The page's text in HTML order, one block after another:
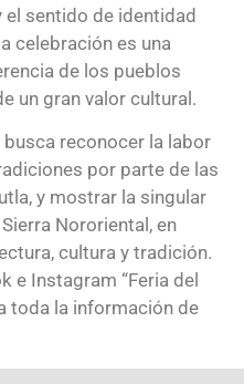
sentido de identidad
celebración es una
de los pueblos
un gran valor cultural.
busca reconocer la labor
por parte de las
y mostrar la singular
Nororiental, en
cultura y tradición.
e Instagram “Feria del
toda la información de